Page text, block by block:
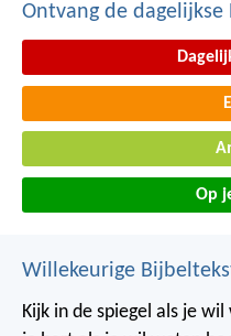
Ontvang de dagelijkse
Op
Willekeurige
Kijk in de spiegel als je